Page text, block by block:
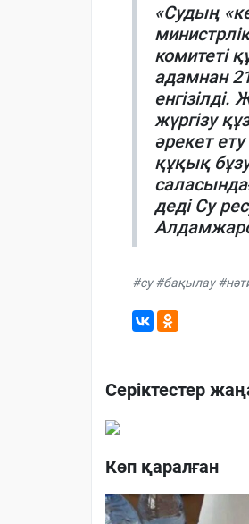
«Судың
комитеті
адамнан
жүргізу
әрекет
құқық
деді Су
#су #бақылау
Серіктестер
Көп қаралған